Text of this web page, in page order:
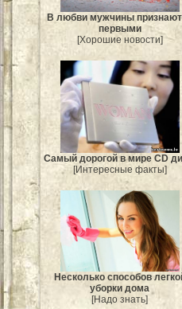
В любви мужчины
первыми
[Хорошие новости]
Самый дорогой в мире CD
[Интересные факты]
Несколько способов
уборки дома
[Надо знать]